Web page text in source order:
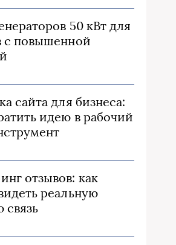
50 кВт для
с повышенной
сайта для бизнеса:
идею в рабочий
отзывов: как
реальную
связь